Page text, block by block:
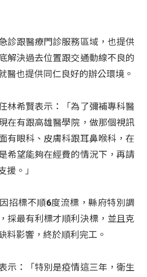
診跟醫療門診服務區域，也提供
解決過去位置跟交通動線不良的
醫也提供同仁良好的辦公環境。
林希賢表示：「為了彌補專科醫
在有跟高雄醫學院，做那個視訊
有眼科、皮膚科跟耳鼻喉科，在
希望能夠在經費的情況下，再請
援。」
招標不順6度流標，縣府特別調
採最有利標才順利決標，並且克
料影響，終於順利完工。
示：「特別是疫情這三年，衛生